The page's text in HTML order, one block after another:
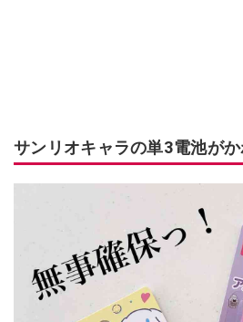
サンリオキャラの単3電池がか